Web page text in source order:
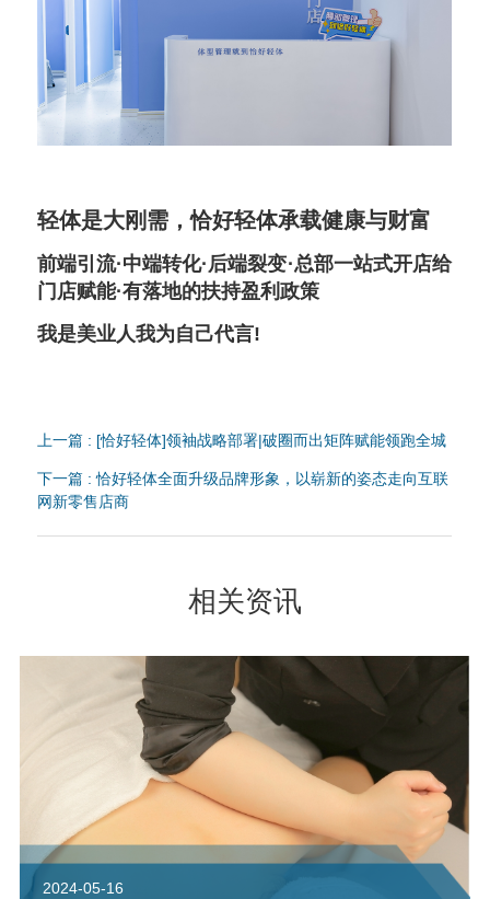
轻体是大刚需，恰好轻体承载健康与财富
前端引流·中端转化·后端裂变·总部一站式开店给
门店赋能·有落地的扶持盈利政策
我是美业人我为自己代言!
上一篇 : [恰好轻体]领袖战略部署|破圈而出矩阵赋能领跑全城
下一篇 : 恰好轻体全面升级品牌形象，以崭新的姿态走向互联
网新零售店商
相关资讯
2024-05-16